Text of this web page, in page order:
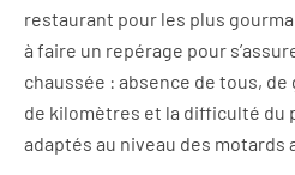
restaurant pour les plus
à faire un repérage pour
chaussée : absence de tous,
de kilomètres et la difficulté du
adaptés au niveau des motards